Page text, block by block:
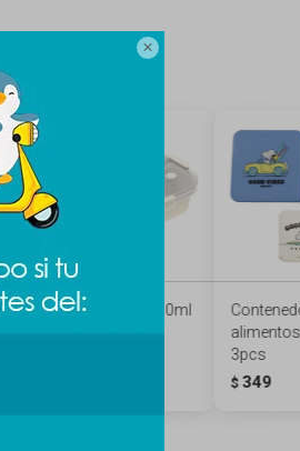

Bento box 1.150ml
3pcs
$ 349